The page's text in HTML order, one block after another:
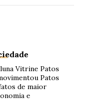
Vitrine Patos
Patos
de maior
e